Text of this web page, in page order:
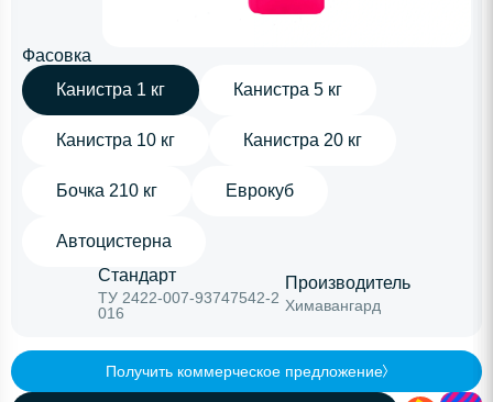
Фасовка
Канистра 1 кг
Канистра 5 кг
Канистра 10 кг Канистра 20 кг
Бочка 210 кг Еврокуб
Автоцистерна
Стандарт
ТУ 2422-007-93747542-2
016
Производитель
Химавангард
Получить коммерческое предложение